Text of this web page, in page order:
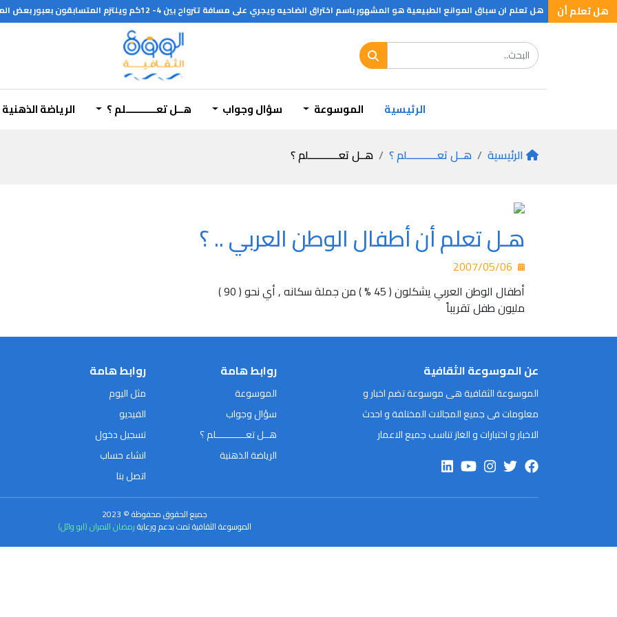
هل تعلم أن
الجنس هل تعلم ان سباق الموانع الطبيعية هو المشهور باسم اختراق الضاحيه ويجري على مسافة تترواح بين 4- 12كم ويلتزم المتسابقون بعبور بعض الموانع الطبيعية مثل الجداول المائية والمنحدرات والصخور
الرئيسية الموسوعة سؤال وجواب هــل تعـــــــــــلم ؟ الرياضة الذهنية
الرئيسية هــل تعـــــــــــلم ؟ هــل تعـــــــــــلم ؟
هـل تعلم أن أطفال الوطن العربي .. ؟
أطفال الوطن العربي يشكلون ( 45 % ) من جملة سكانه , أي نحو ( 90 )
مليون طفل تقريباً
عن الموسوعة الثقافية
الموسوعة الثقافية هى موسوعة تضم اخبار و
معلومات فى جميع المجالات المختلفة و احدث
الاخبار و اختبارات و الغاز تناسب جميع الاعمار
روابط هامة
الموسوعة
سؤال وجواب
هــل تعـــــــــــلم ؟
الرياضة الذهنية
روابط هامة
مثل اليوم
الفيديو
تسجيل دخول
انشاء حساب
اتصل بنا
جميع الحقوق محفوظة © 2023
الموسوعة الثقافية تمت بدعم ورعايةرمضان النمران (ابو وائل)